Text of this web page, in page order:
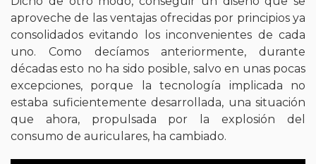
aproveche de las ventajas ofrecidas por principios ya
consolidados evitando los inconvenientes de cada
uno. Como decíamos anteriormente, durante
décadas esto no ha sido posible, salvo en unas pocas
excepciones, porque la tecnología implicada no
estaba suficientemente desarrollada, una situación
que ahora, propulsada por la explosión del
consumo de auriculares, ha cambiado.